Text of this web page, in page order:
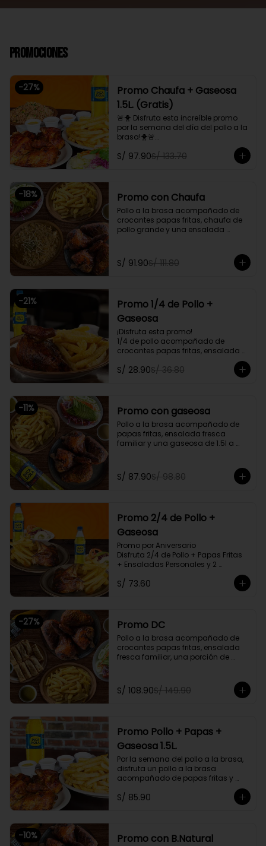
Promociones
-27%
Promo Chaufa + Gaseosa
1.5L. (Gratis)
🚨🐥 Disfruta esta increíble promo
por la semana del día del pollo a la
brasa!🐥🚨
Pollo a la brasa, acompañado de
papas fritas, ensalada familiar y un
Promoción exclusiva para llevar o
delivery
S/ 97.90S/ 133.70
-18% Promo con Chaufa
Pollo a la brasa acompañado de
crocantes papas fritas, chaufa de
pollo grande y una ensalada
Promoción exclusiva para llevar o
delivery
S/ 91.90S/ 111.80
-21%
Promo 1/4 de Pollo +
Gaseosa
¡Disfruta esta promo!
1/4 de pollo acompañado de
crocantes papas fritas, ensalada
personal y gratis una gaseosa de
500ml.
S/ 28.90S/ 36.80
-11% Promo con gaseosa
Pollo a la brasa acompañado de
papas fritas, ensalada fresca
familiar y una gaseosa de 1.5l a
Promoción exclusiva para llevar o
delivery
S/ 87.90S/ 98.80
Promo 2/4 de Pollo +
Gaseosa
Promo por Aniversario
Disfruta 2/4 de Pollo + Papas Fritas
+ Ensaladas Personales y 2
S/ 73.60
-27% Promo DC
Pollo a la brasa acompañado de
crocantes papas fritas, ensalada
fresca familiar, una porción de
Promoción exclusiva para llevar o
S/ 108.90S/ 149.90
Promo Pollo + Papas +
Gaseosa 1.5L.
Por la semana del pollo a la brasa,
disfruta un pollo a la brasa
acompañado de papas fritas y
Promoción exclusiva para llevar o
S/ 85.90
-10% Promo con B.Natural